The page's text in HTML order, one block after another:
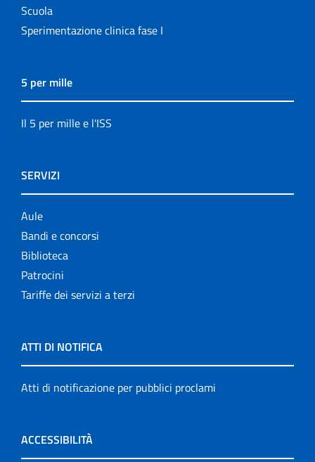
Scuola
Sperimentazione clinica fase I
5 per mille
Il 5 per mille e l'ISS
SERVIZI
Aule
Bandi e concorsi
Biblioteca
Patrocini
Tariffe dei servizi a terzi
ATTI DI NOTIFICA
Atti di notificazione per pubblici proclami
ACCESSIBILITÀ